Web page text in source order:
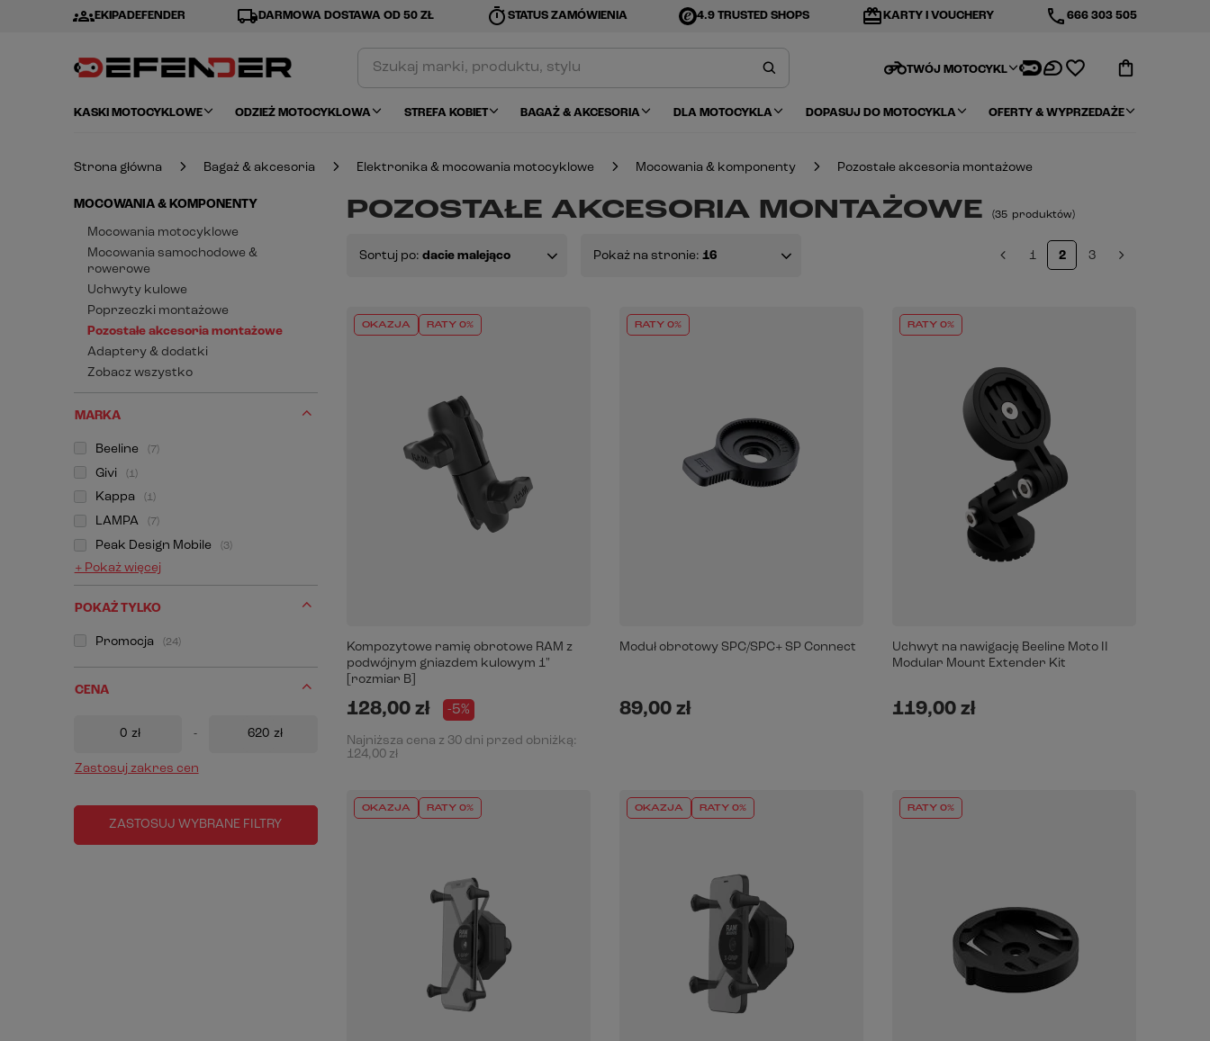
groupsEKIPADEFENDER local_shippingDARMOWA DOSTAWA OD 50 ZŁ timer STATUS ZAMÓWIENIA 4.9 TRUSTED SHOPS redeem KARTY I VOUCHERY phone666 303 505
motorcycleTWÓJ MOTOCYKL
KASKI MOTOCYKLOWE ODZIEŻ MOTOCYKLOWA STREFA KOBIET BAGAŻ & AKCESORIA DLA MOTOCYKLA DOPASUJ DO MOTOCYKLA OFERTY & WYPRZEDAŻE
Strona główna Bagaż & akcesoria Elektronika & mocowania motocyklowe Mocowania & komponenty Pozostałe akcesoria montażowe
MOCOWANIA & KOMPONENTY
Mocowania motocyklowe
Mocowania samochodowe &
rowerowe
Uchwyty kulowe
Poprzeczki montażowe
Pozostałe akcesoria montażowe
Adaptery & dodatki
Zobacz wszystko
MARKA
Beeline 7
Givi 1
Kappa 1
LAMPA 7
Peak Design Mobile 3
+ Pokaż więcej
POKAŻ TYLKO
Promocja 24
CENA
zł - zł
Zastosuj zakres cen
ZASTOSUJ WYBRANE FILTRY
POZOSTAŁE AKCESORIA MONTAŻOWE (35 produktów)
Sortuj po: dacie malejąco Pokaż na stronie: 16 1 2 3
OKAZJA RATY 0%
Kompozytowe ramię obrotowe RAM z
podwójnym gniazdem kulowym 1"
[rozmiar B]
128,00 zł -5%
Najniższa cena z 30 dni przed obniżką:
124,00 zł
RATY 0%
Moduł obrotowy SPC/SPC+ SP Connect
89,00 zł
RATY 0%
Uchwyt na nawigację Beeline Moto II
Modular Mount Extender Kit
119,00 zł
OKAZJA RATY 0% OKAZJA RATY 0% RATY 0%